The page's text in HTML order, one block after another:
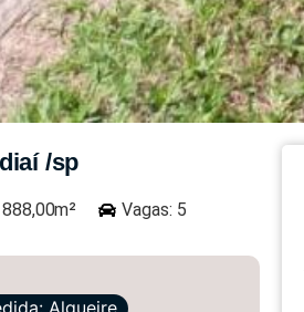
/sp
Vagas: 5
Alqueire